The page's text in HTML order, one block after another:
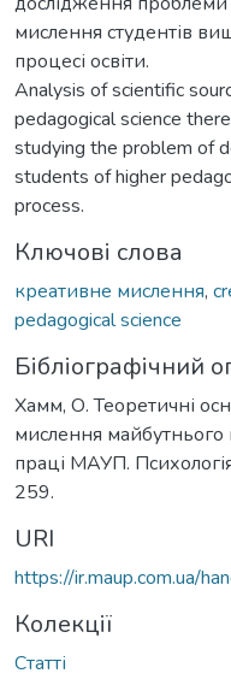
мислення студентів
процесі освіти.
Analysis of scientific
pedagogical science
studying the problem of
students of higher
process.
Ключові слова
креативне мислення,
pedagogical science
Бібліографічний
Хамм, О. Теоретичні
мислення
праці МАУП.
259.
URI
https://ir.maup.com.ua/
Колекції
Статті